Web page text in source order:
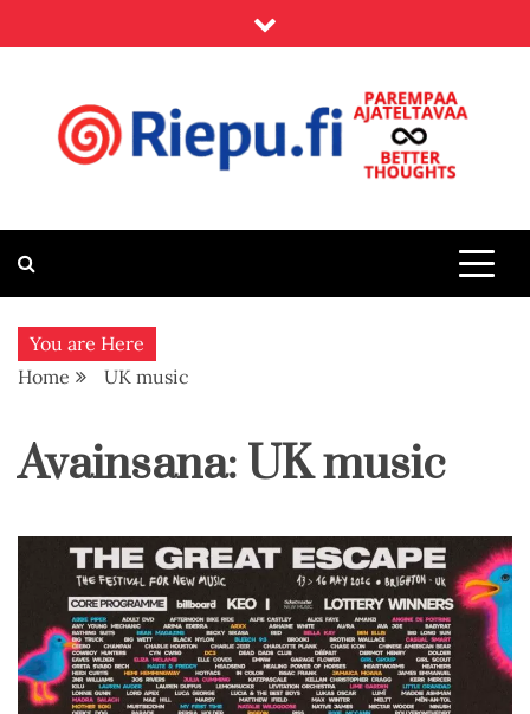
to
Riepu.fi
You are Here
Home
UK music
Avainsana: UK music